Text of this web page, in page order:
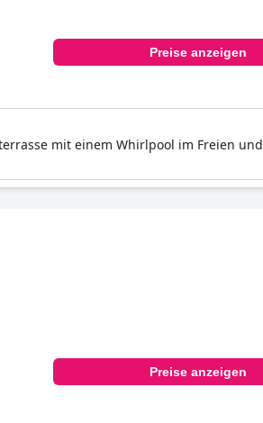
Preise anzeigen
mit einem Whirlpool im Freien und
Preise anzeigen